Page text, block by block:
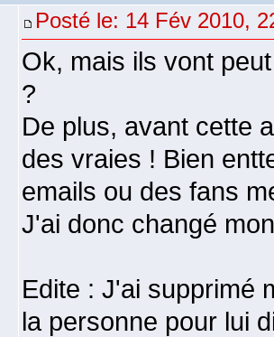
Posté le: 14 Fév 2010,
Ok, mais ils vont
?
De plus, avant cette
des vraies ! Bien
emails ou des fans
J'ai donc changé
Edite : J'ai supprimé
la personne pour lui